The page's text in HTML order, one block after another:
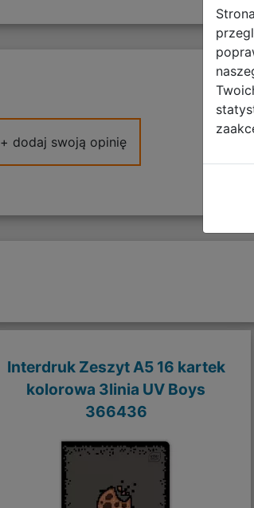
+ dodaj swoją opinię
Interdruk Zeszyt A5 16 kartek
kolorowa 3linia UV Boys
366436